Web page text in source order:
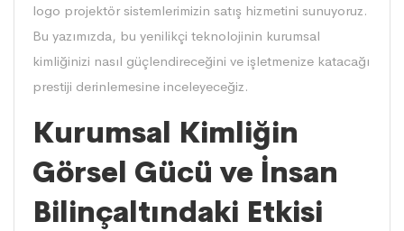
logo projektör sistemlerimizin satış hizmetini sunuyoruz.
Bu yazımızda, bu yenilikçi teknolojinin kurumsal
kimliğinizi nasıl güçlendireceğini ve işletmenize katacağı
prestiji derinlemesine inceleyeceğiz.
Kurumsal Kimliğin
Görsel Gücü ve İnsan
Bilinçaltındaki Etkisi